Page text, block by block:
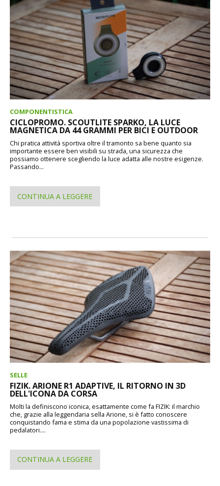
COMPONENTISTICA
CICLOPROMO. SCOUTLITE SPARKO, LA LUCE
MAGNETICA DA 44 GRAMMI PER BICI E OUTDOOR
Chi pratica attività sportiva oltre il tramonto sa bene quanto sia
importante essere ben visibili su strada, una sicurezza che
possiamo ottenere scegliendo la luce adatta alle nostre esigenze.
Passando...
CONTINUA A LEGGERE
SELLE
FIZIK. ARIONE R1 ADAPTIVE, IL RITORNO IN 3D
DELL'ICONA DA CORSA
Molti la definiscono iconica, esattamente come fa FIZIK: il marchio
che, grazie alla leggendaria sella Arione, si è fatto conoscere
conquistando fama e stima da una popolazione vastissima di
pedalatori....
CONTINUA A LEGGERE